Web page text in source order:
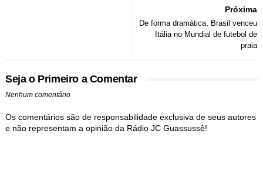
Próxima
De forma dramática, Brasil venceu
Itália no Mundial de futebol de
praia
Seja o Primeiro a Comentar
Nenhum comentário
Os comentários são de responsabilidade exclusiva de seus autores
e não representam a opinião da Rádio JC Guassussê!